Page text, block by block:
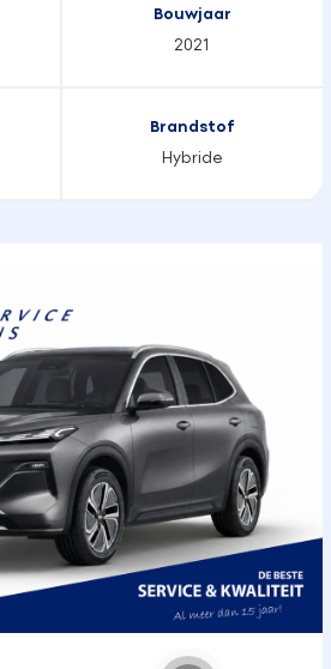
Bouwjaar
2021
Brandstof
Hybride